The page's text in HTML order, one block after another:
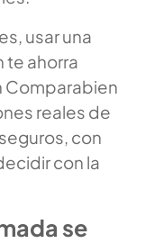
usar una
te ahorra
Comparabien
reales de
con
con la
se